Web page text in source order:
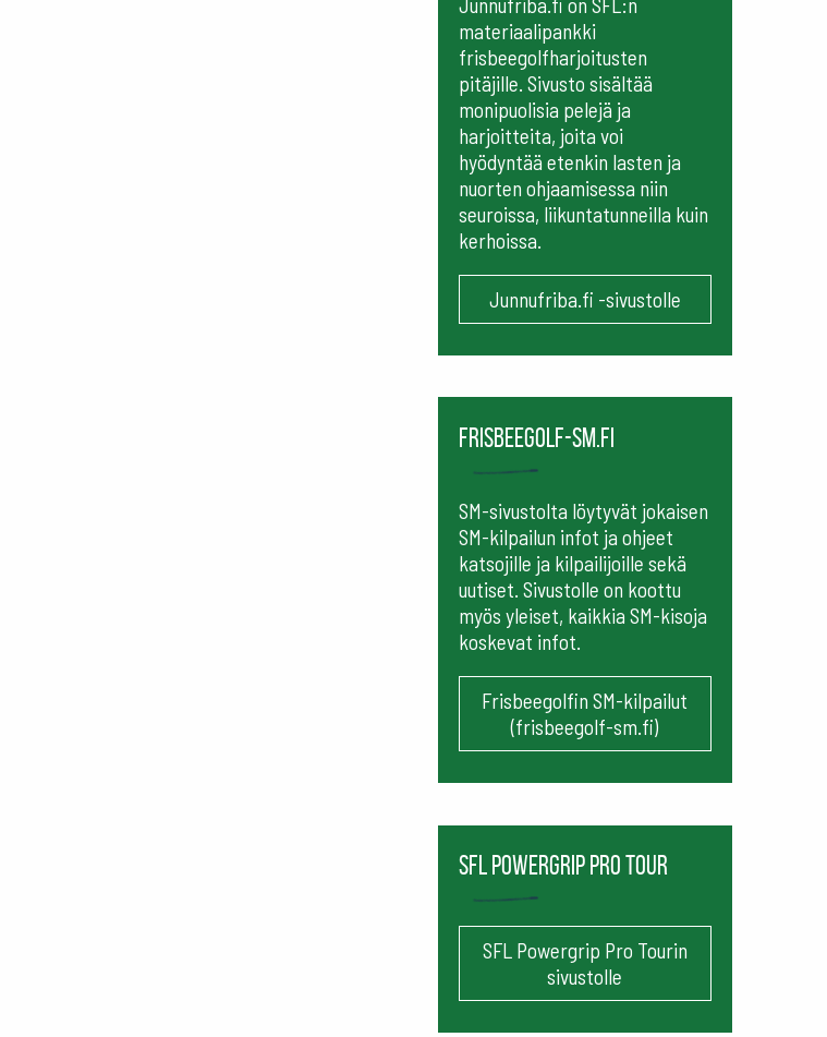
materiaalipankki
frisbeegolfharjoitusten
pitäjille. Sivusto sisältää
monipuolisia pelejä ja
harjoitteita, joita voi
hyödyntää etenkin lasten ja
nuorten ohjaamisessa niin
seuroissa, liikuntatunneilla kuin
kerhoissa.
Junnufriba.fi -sivustolle
frisbeegolf-sm.fi
SM-sivustolta löytyvät jokaisen
SM-kilpailun infot ja ohjeet
katsojille ja kilpailijoille sekä
uutiset. Sivustolle on koottu
myös yleiset, kaikkia SM-kisoja
koskevat infot.
Frisbeegolfin SM-kilpailut
(frisbeegolf-sm.fi)
SFL Powergrip Pro Tour
SFL Powergrip Pro Tourin
sivustolle